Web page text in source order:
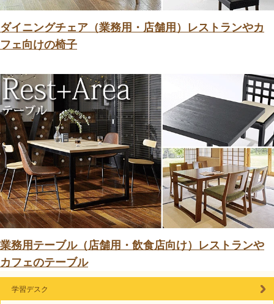
ダイニングチェア（業務用・店舗用）レストランやカ
フェ向けの椅子
業務用テーブル（店舗用・飲食店向け）レストランや
カフェのテーブル
学習デスク